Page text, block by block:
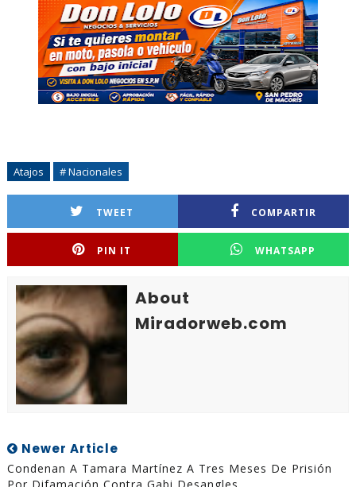
Atajos # Nacionales
TWEET COMPARTIR
PIN IT WHATSAPP
About
Miradorweb.com
Newer Article
Condenan A Tamara Martínez A Tres Meses De Prisión